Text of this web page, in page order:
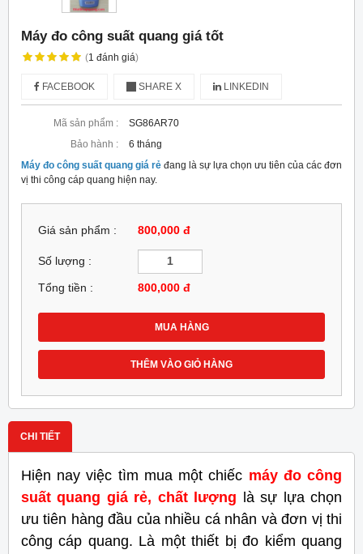
Máy đo công suất quang giá tốt
(1 đánh giá)
FACEBOOK SHARE X LINKEDIN
Mã sản phẩm :
SG86AR70
Bảo hành :
6 tháng
Máy đo công suất quang giá rẻ đang là sự lựa chọn ưu tiên của các đơn
vị thi công cáp quang hiện nay.
Giá sản phẩm : 800,000 đ
Số lượng :
Tổng tiền : 800,000 đ
MUA HÀNG
THÊM VÀO GIỎ HÀNG
CHI TIẾT
Hiện nay việc tìm mua một chiếc máy đo công
suất quang giá rẻ, chất lượng là sự lựa chọn
ưu tiên hàng đầu của nhiều cá nhân và đơn vị thi
công cáp quang. Là một thiết bị đo kiểm quang